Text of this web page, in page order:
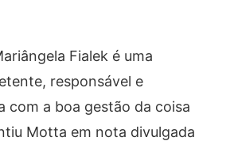
Fialek é uma
responsável e
com a boa gestão da coisa
Motta em nota divulgada